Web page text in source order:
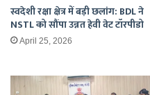
स्वदेशी रक्षा क्षेत्र में बड़ी छलांग: BDL ने
NSTL को सौंपा उन्नत हेवी वेट टॉरपीडो
April 25, 2026